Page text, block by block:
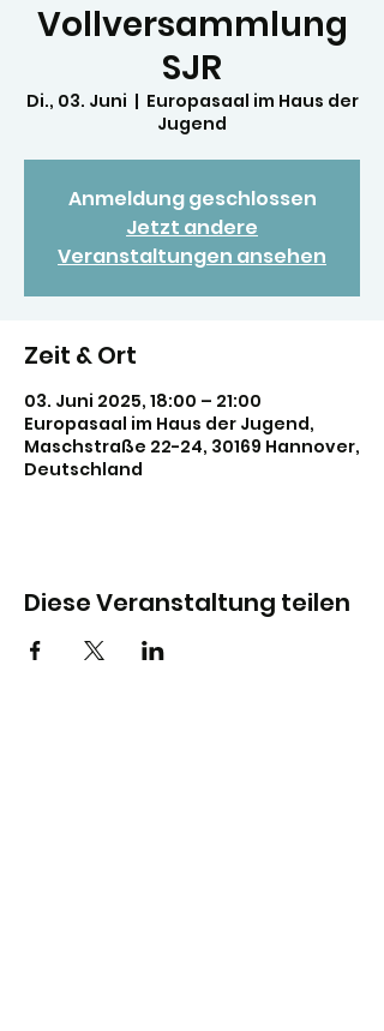
Vollversammlung
SJR
Di., 03. Juni
  |
Europasaal im Haus der
Jugend
Anmeldung geschlossen
Jetzt andere
Veranstaltungen ansehen
Zeit & Ort
03. Juni 2025, 18:00 – 21:00
Europasaal im Haus der Jugend,
Maschstraße 22-24, 30169 Hannover,
Deutschland
Diese Veranstaltung teilen